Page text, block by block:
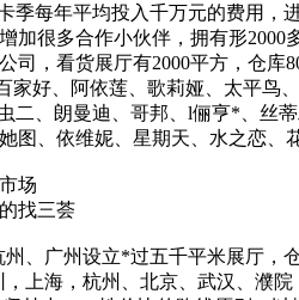
季每年平均投入千万元的费用
很多合作小伙伴，拥有形2000
司，看货展厅有2000平方，仓
好、阿依莲、歌莉娅、太平
二、朗曼迪、哥邦、l俪亨*、丝
、依维妮、星期天、水之恋、
场
找三荟
、广州设立*过五千平米展厅
上海，杭州、北京、武汉、